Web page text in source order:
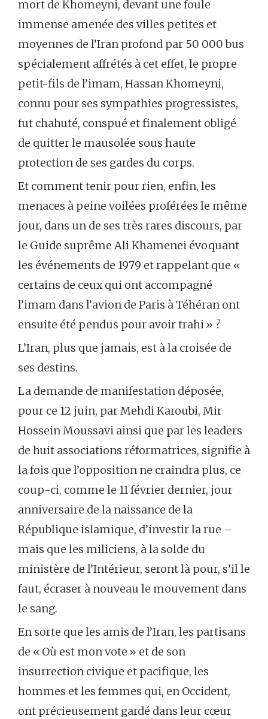
mort de Khomeyni, devant une foule
immense amenée des villes petites et
moyennes de l’Iran profond par 50 000 bus
spécialement affrétés à cet effet, le propre
petit-fils de l’imam, Hassan Khomeyni,
connu pour ses sympathies progressistes,
fut chahuté, conspué et finalement obligé
de quitter le mausolée sous haute
protection de ses gardes du corps.
Et comment tenir pour rien, enfin, les
menaces à peine voilées proférées le même
jour, dans un de ses très rares discours, par
le Guide suprême Ali Khamenei évoquant
les événements de 1979 et rappelant que «
certains de ceux qui ont accompagné
l’imam dans l’avion de Paris à Téhéran ont
ensuite été pendus pour avoir trahi » ?
L’Iran, plus que jamais, est à la croisée de
ses destins.
La demande de manifestation déposée,
pour ce 12 juin, par Mehdi Karoubi, Mir
Hossein Moussavi ainsi que par les leaders
de huit associations réformatrices, signifie à
la fois que l’opposition ne craindra plus, ce
coup-ci, comme le 11 février dernier, jour
anniversaire de la naissance de la
République islamique, d’investir la rue –
mais que les miliciens, à la solde du
ministère de l’Intérieur, seront là pour, s’il le
faut, écraser à nouveau le mouvement dans
le sang.
En sorte que les amis de l’Iran, les partisans
de « Où est mon vote » et de son
insurrection civique et pacifique, les
hommes et les femmes qui, en Occident,
ont précieusement gardé dans leur cœur